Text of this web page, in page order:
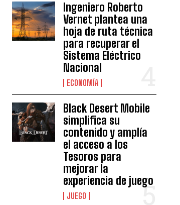
Ingeniero Roberto
Vernet plantea una
hoja de ruta técnica
para recuperar el
Sistema Eléctrico
Nacional
ECONOMÍA
Black Desert Mobile
simplifica su
contenido y amplía
el acceso a los
Tesoros para
mejorar la
experiencia de juego
JUEGO